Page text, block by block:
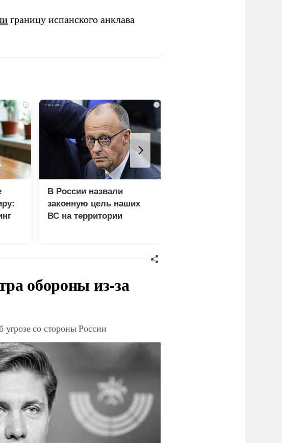
границу испанского анклава
i i
В России назвали
законную цель наших
ВС на территории
обороны из-за
со стороны России